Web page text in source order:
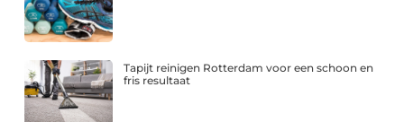
Tapijt reinigen Rotterdam voor een schoon en
fris resultaat